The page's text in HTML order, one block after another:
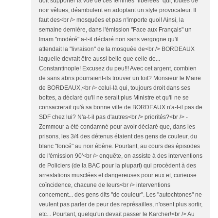
noir vêtues, déambulent en adoptant un style provocateur. Il
faut des<br /> mosquées et pas n'importe quoi! Ainsi, la
semaine dernière, dans l'émission "Face aux Français" un
Imam "modéré" a-t-il déclaré non sans vergogne qu'il
attendait la "livraison" de la mosquée de<br /> BORDEAUX
laquelle devrait être aussi belle que celle de...
Constantinople! Excusez du peu!!! Avec cet argent, combien
de sans abris pourraient-ils trouver un toit? Monsieur le Maire
de BORDEAUX,<br /> celui-là qui, toujours droit dans ses
bottes, a déclaré qu'il ne serait plus Ministre et qu'il ne se
consacrerait qu'à sa bonne ville de BORDEAUX n'a-t-il pas de
SDF chez lui? N'a-t-il pas d'autres<br /> priorités?<br /> -
Zemmour a été condamné pour avoir déclaré que, dans les
prisons, les 3/4 des détenus étaient des gens de couleur, du
blanc "foncé" au noir ébène. Pourtant, au cours des épisodes
de l'émission 90'<br /> enquête, on assiste à des interventions
de Policiers (de la BAC pour la plupart) qui procèdent à des
arrestations musclées et dangereuses pour eux et, curieuse
coïncidence, chacune de leurs<br /> interventions
concernent... des gens dits "de couleur". Les "autochtones" ne
veulent pas parler de peur des représailles, n'osent plus sortir,
etc... Pourtant, quelqu'un devait passer le Karcher!<br /> Au